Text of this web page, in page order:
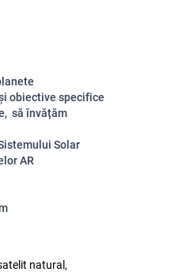
obiective specifice
să învățăm
Solar
AR
natural,